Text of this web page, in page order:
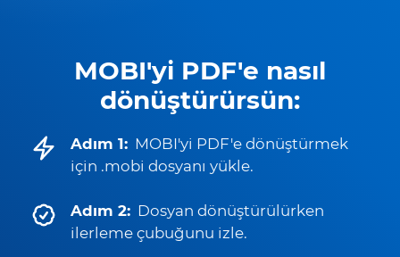
MOBI'yi PDF'e nasıl
dönüştürürsün:
Adım 1: MOBI'yi PDF'e dönüştürmek
için .mobi dosyanı yükle.
Adım 2: Dosyan dönüştürülürken
ilerleme çubuğunu izle.